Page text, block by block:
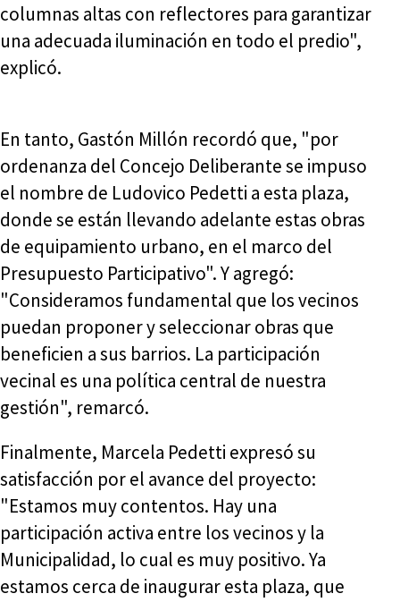
columnas altas con reflectores para garantizar
una adecuada iluminación en todo el predio",
explicó.
En tanto, Gastón Millón recordó que, "por
ordenanza del Concejo Deliberante se impuso
el nombre de Ludovico Pedetti a esta plaza,
donde se están llevando adelante estas obras
de equipamiento urbano, en el marco del
Presupuesto Participativo". Y agregó:
"Consideramos fundamental que los vecinos
puedan proponer y seleccionar obras que
beneficien a sus barrios. La participación
vecinal es una política central de nuestra
gestión", remarcó.
Finalmente, Marcela Pedetti expresó su
satisfacción por el avance del proyecto:
"Estamos muy contentos. Hay una
participación activa entre los vecinos y la
Municipalidad, lo cual es muy positivo. Ya
estamos cerca de inaugurar esta plaza, que